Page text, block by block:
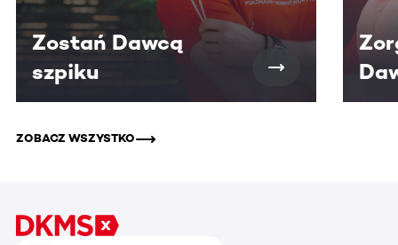
Zostań Dawcą
szpiku
ZOBACZ WSZYSTKO